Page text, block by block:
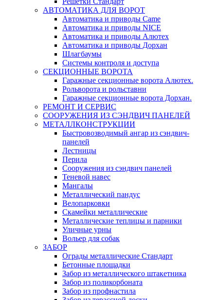
АВТОМАТИКА ДЛЯ ВОРОТ
Автоматика и приводы Came
Автоматика и приводы NICE
Автоматика и приводы Алютех
Автоматика и приводы Дорхан
Шлагбаумы
Системы контроля и доступа
СЕКЦИОННЫЕ ВОРОТА
Гаражные секционные ворота Алютех.
Рольворота и рольставни
Гаражные секционные ворота Дорхан.
РЕМОНТ И СЕРВИС
СООРУЖЕНИЯ ИЗ СЭНДВИЧ ПАНЕЛЕЙ
МЕТАЛЛКОНСТРУКЦИИ
Быстровозводимый ангар из сэндвич-
панелей
Лестницы
Перила
Сооружения из сэндвич панелей
Теневой навес
Мангалы
Металлический пандус
Велопарковки
Скамейки металлические
Металлические теплицы и парники
Уличные урны
Вольер для собак
ЗАБОР
Ограды металлические Стандарт
Бетонные площадки
Забор из металлического штакетника
Забор из поликорбоната
Забор из профнастила